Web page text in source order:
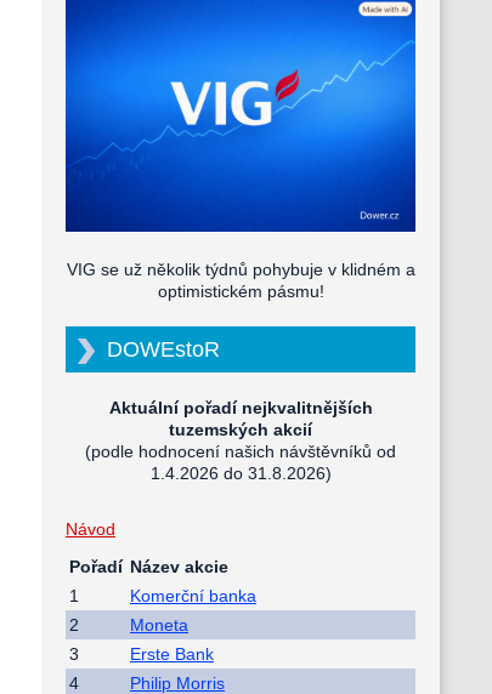
VIG se už několik týdnů pohybuje v klidném a
optimistickém pásmu!
DOWEstoR
Aktuální pořadí nejkvalitnějších
tuzemských akcií
(podle hodnocení našich návštěvníků od
1.4.2026 do 31.8.2026)
Návod
Pořadí Název akcie
1
Komerční banka
2
Moneta
3
Erste Bank
4
Philip Morris